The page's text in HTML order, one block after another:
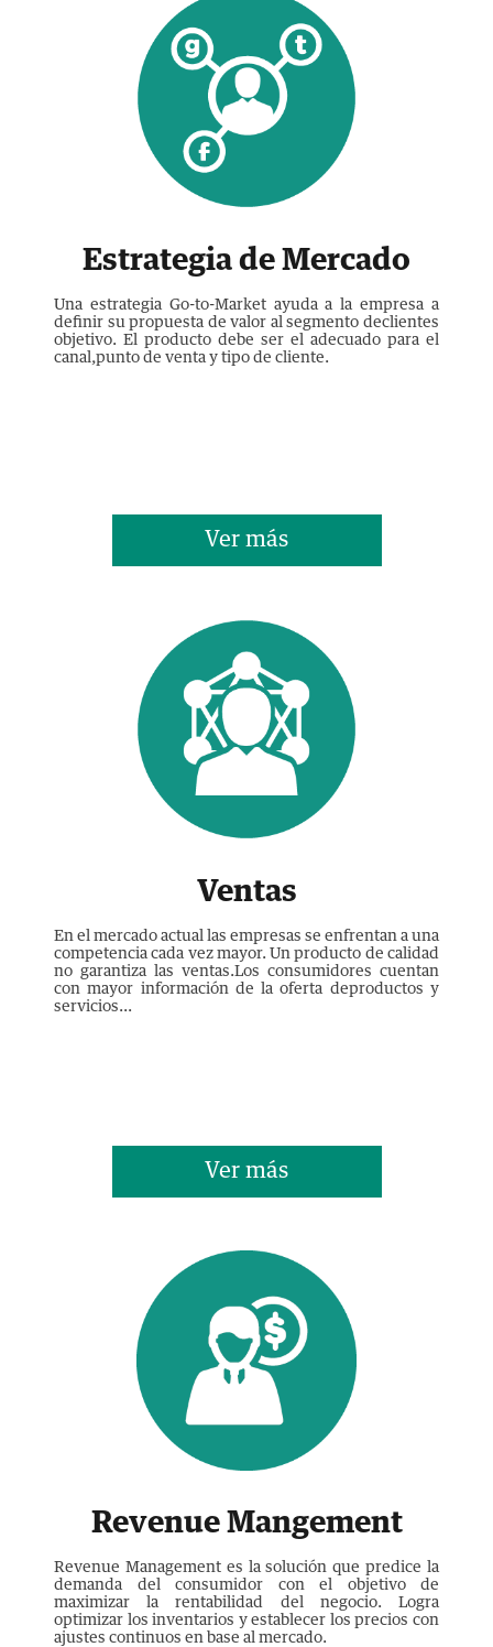
Estrategia de Mercado
Una estrategia Go-to-Market ayuda a la empresa a
definir su propuesta de valor al segmento declientes
objetivo. El producto debe ser el adecuado para el
canal,punto de venta y tipo de cliente.
Ver más
Ventas
En el mercado actual las empresas se enfrentan a una
competencia cada vez mayor. Un producto de calidad
no garantiza las ventas.Los consumidores cuentan
con mayor información de la oferta deproductos y
servicios...
Ver más
Revenue Mangement
Revenue Management es la solución que predice la
demanda del consumidor con el objetivo de
maximizar la rentabilidad del negocio. Logra
optimizar los inventarios y establecer los precios con
ajustes continuos en base al mercado.